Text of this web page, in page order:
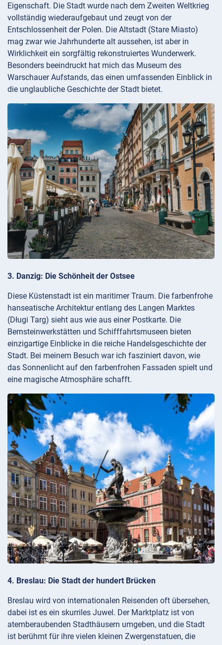
Eigenschaft. Die Stadt wurde nach dem Zweiten Weltkrieg
vollständig wiederaufgebaut und zeugt von der
Entschlossenheit der Polen. Die Altstadt (Stare Miasto)
mag zwar wie Jahrhunderte alt aussehen, ist aber in
Wirklichkeit ein sorgfältig rekonstruiertes Wunderwerk.
Besonders beeindruckt hat mich das Museum des
Warschauer Aufstands, das einen umfassenden Einblick in
die unglaubliche Geschichte der Stadt bietet.
3. Danzig: Die Schönheit der Ostsee
Diese Küstenstadt ist ein maritimer Traum. Die farbenfrohe
hanseatische Architektur entlang des Langen Marktes
(Długi Targ) sieht aus wie aus einer Postkarte. Die
Bernsteinwerkstätten und Schifffahrtsmuseen bieten
einzigartige Einblicke in die reiche Handelsgeschichte der
Stadt. Bei meinem Besuch war ich fasziniert davon, wie
das Sonnenlicht auf den farbenfrohen Fassaden spielt und
eine magische Atmosphäre schafft.
4. Breslau: Die Stadt der hundert Brücken
Breslau wird von internationalen Reisenden oft übersehen,
dabei ist es ein skurriles Juwel. Der Marktplatz ist von
atemberaubenden Stadthäusern umgeben, und die Stadt
ist berühmt für ihre vielen kleinen Zwergenstatuen, die